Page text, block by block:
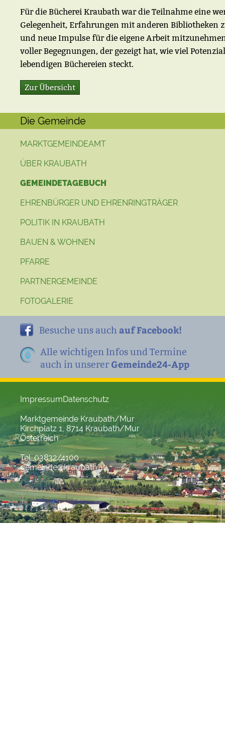
Für die Bücherei Kraubath war die Teilnahme eine
Gelegenheit, Erfahrungen mit anderen Bibliotheken
und neue Impulse für die eigene Arbeit
voller Begegnungen, der gezeigt hat, wie viel
lebendigen Büchereien steckt.
Zur Übersicht
Die Gemeinde
MARKTGEMEINDEAMT
ÜBER KRAUBATH
GEMEINDETAGEBUCH
EHRENBÜRGER UND EHRENRINGTRÄGER
POLITIK IN KRAUBATH
BAUEN & WOHNEN
PFARRE
PARTNERGEMEINDE
FOTOGALERIE
Besuche uns auch auf Facebook!
Alle wichtigen Infos und Termine
auch in unserer Gemeinde24-App
ImpressumDatenschutz
Marktgemeinde Kraubath/Mur
Kirchplatz 1, 8714 Kraubath/Mur
Österreich
Tel. 03832/4100
gemeinde@kraubath.at